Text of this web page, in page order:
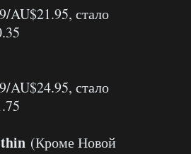
AU$21.95, стало
AU$24.95, стало
(Кроме Новой